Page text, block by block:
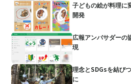
子どもの絵が料理に
開発
広報アンバサダーの
現
理念とSDGsを結び
に